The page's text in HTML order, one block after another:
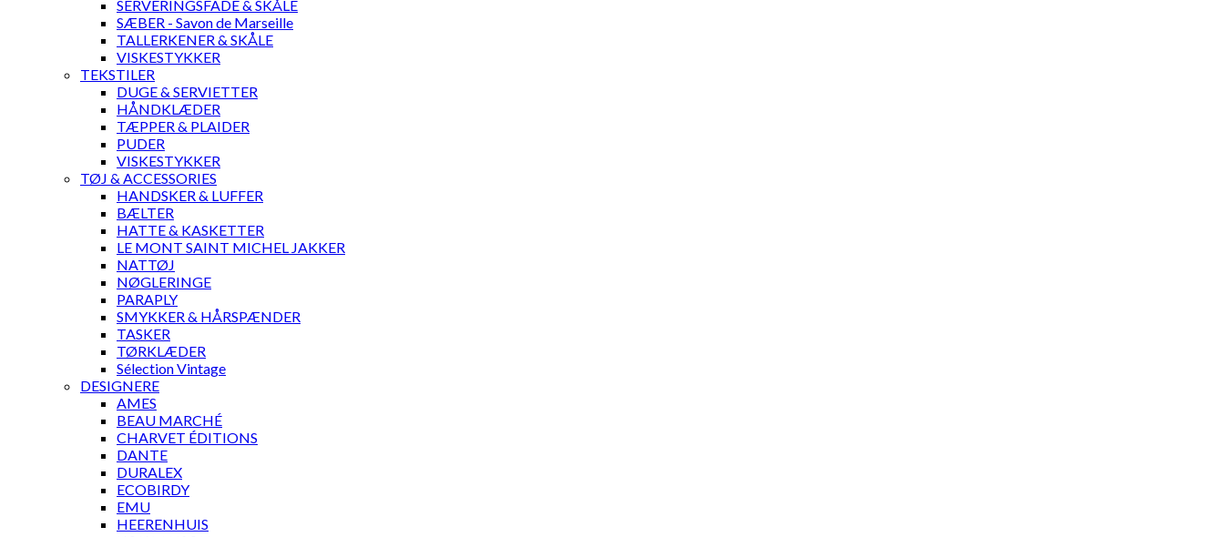
SERVERINGSFADE & SKÅLE
SÆBER - Savon de Marseille
TALLERKENER & SKÅLE
VISKESTYKKER
TEKSTILER
DUGE & SERVIETTER
HÅNDKLÆDER
TÆPPER & PLAIDER
PUDER
VISKESTYKKER
TØJ & ACCESSORIES
HANDSKER & LUFFER
BÆLTER
HATTE & KASKETTER
LE MONT SAINT MICHEL JAKKER
NATTØJ
NØGLERINGE
PARAPLY
SMYKKER & HÅRSPÆNDER
TASKER
TØRKLÆDER
Sélection Vintage
DESIGNERE
AMES
BEAU MARCHÉ
CHARVET ÉDITIONS
DANTE
DURALEX
ECOBIRDY
EMU
HEERENHUIS